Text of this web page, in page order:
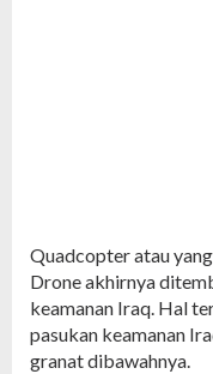
Quadcopter atau
Drone akhirnya
keamanan Iraq. Hal
pasukan keamanan
granat dibawahnya.